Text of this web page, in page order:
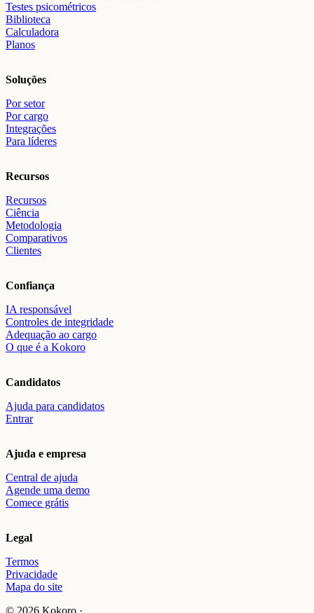
Testes psicométricos
Biblioteca
Calculadora
Planos
Soluções
Por setor
Por cargo
Integrações
Para líderes
Recursos
Recursos
Ciência
Metodologia
Comparativos
Clientes
Confiança
IA responsável
Controles de integridade
Adequação ao cargo
O que é a Kokoro
Candidatos
Ajuda para candidatos
Entrar
Ajuda e empresa
Central de ajuda
Agende uma demo
Comece grátis
Legal
Termos
Privacidade
Mapa do site
© 2026 Kokoro ·